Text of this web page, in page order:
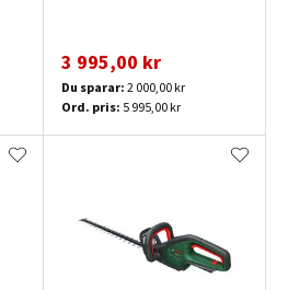
3 995,00 kr
Du sparar: 2 000,00 kr
Ord. pris: 5 995,00 kr